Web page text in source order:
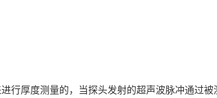
行厚度测量的，当探头发射的超声波脉冲通过